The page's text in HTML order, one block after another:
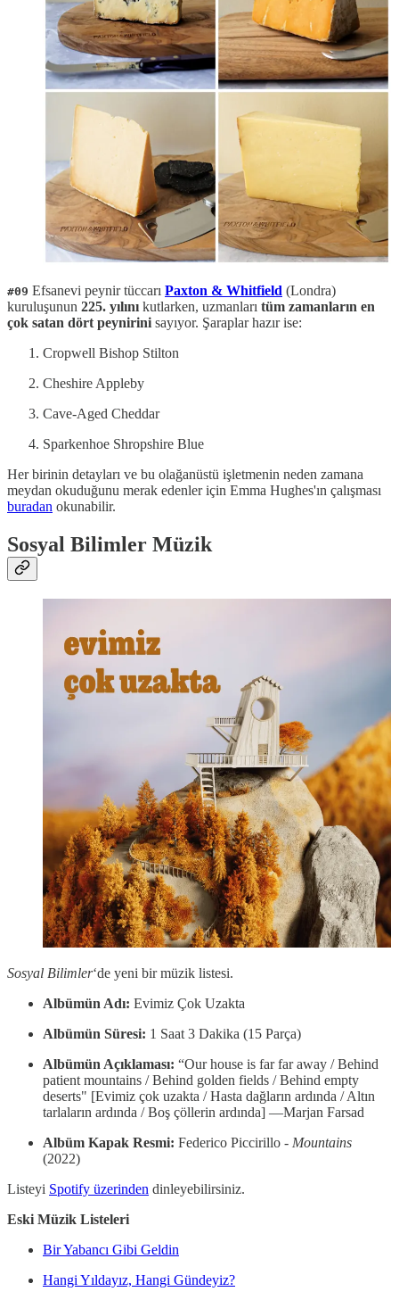
#09 Efsanevi peynir tüccarı Paxton & Whitfield (Londra)
kuruluşunun 225. yılını kutlarken, uzmanları tüm zamanların en
çok satan dört peynirini sayıyor. Şaraplar hazır ise:
Cropwell Bishop Stilton
Cheshire Appleby
Cave-Aged Cheddar
Sparkenhoe Shropshire Blue
Her birinin detayları ve bu olağanüstü işletmenin neden zamana
meydan okuduğunu merak edenler için Emma Hughes'ın çalışması
buradan okunabilir.
Sosyal Bilimler Müzik
Sosyal Bilimler‘de yeni bir müzik listesi.
Albümün Adı: Evimiz Çok Uzakta
Albümün Süresi: 1 Saat 3 Dakika (15 Parça)
Albümün Açıklaması: “Our house is far far away / Behind
patient mountains / Behind golden fields / Behind empty
deserts" [Evimiz çok uzakta / Hasta dağların ardında / Altın
tarlaların ardında / Boş çöllerin ardında] —Marjan Farsad
Albüm Kapak Resmi: Federico Piccirillo - Mountains
(2022)
Listeyi Spotify üzerinden dinleyebilirsiniz.
Eski Müzik Listeleri
Bir Yabancı Gibi Geldin
Hangi Yıldayız, Hangi Gündeyiz?